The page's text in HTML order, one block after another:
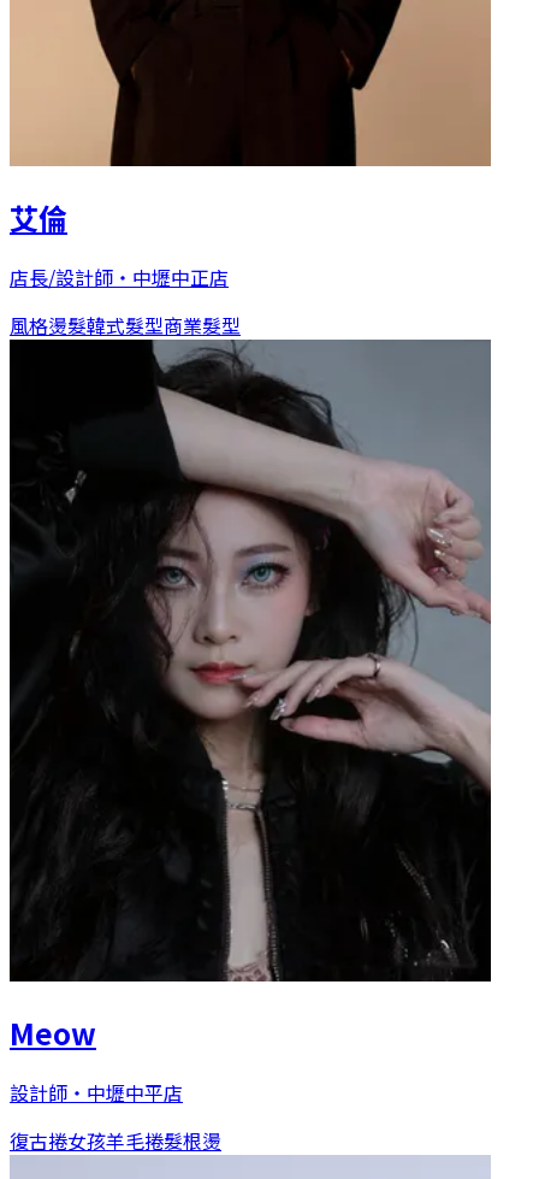
艾倫
店長/設計師 ・ 中壢中正店
風格燙髮韓式髮型商業髮型
Meow
設計師 ・ 中壢中平店
復古捲女孩羊毛捲髮根燙